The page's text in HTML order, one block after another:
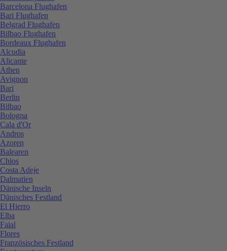
Barcelona Flughafen
Bari Flughafen
Belgrad Flughafen
Bilbao Flughafen
Bordeaux Flughafen
Alcudia
Alicante
Athen
Avignon
Bari
Berlin
Bilbao
Bologna
Cala d'Or
Andros
Azoren
Balearen
Chios
Costa Adeje
Dalmatien
Dänische Inseln
Dänisches Festland
El Hierro
Elba
Faial
Flores
Französisches Festland